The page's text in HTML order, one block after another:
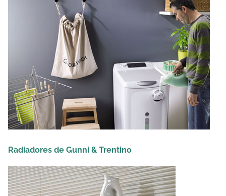
Radiadores de Gunni & Trentino